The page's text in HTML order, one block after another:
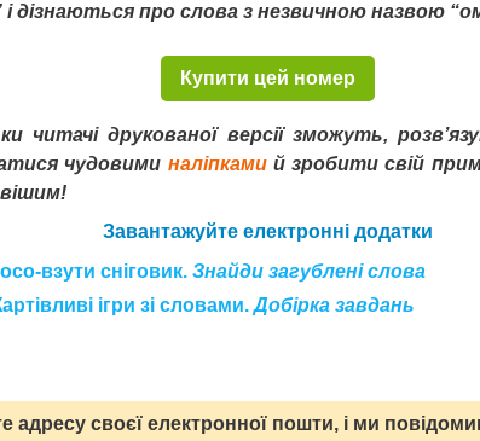
і дізнаються про слова з незвичною назвою
Купити цей номер
читачі друкованої версії зможуть,
чудовими наліпкамий зробити свій
Завантажуйте електронні додатки
взути сніговик. Знайди загублені слова
ігри зі словами.Добірка завдань
адресу своєї електронної пошти, і ми